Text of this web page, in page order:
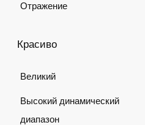
Отражение
Красиво
Великий
Высокий динамический
диапазон